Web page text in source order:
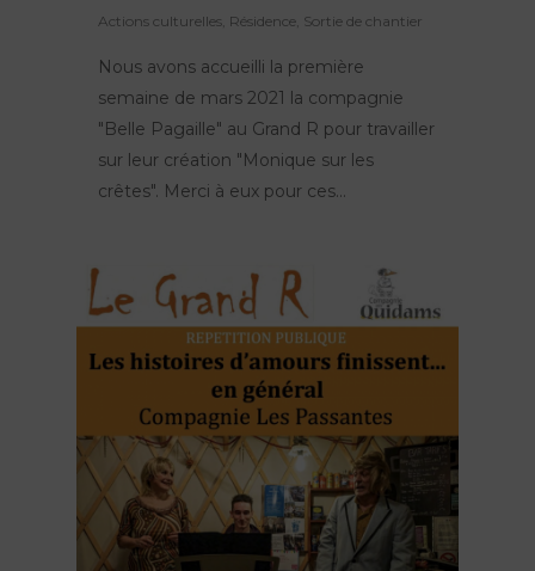
Actions culturelles Résidence Sortie de chantier
Nous avons accueilli la première
semaine de mars 2021 la compagnie
"Belle Pagaille" au Grand R pour travailler
sur leur création "Monique sur les
crêtes". Merci à eux pour ces...